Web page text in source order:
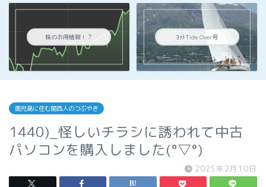
株のお得情報！？ ﾖｯﾄTide Over号
鹿児島に住む関西人のつぶやき
1440)_怪しいチラシに誘われて中古
パソコンを購入しました(°▽°)
2025年2月10日